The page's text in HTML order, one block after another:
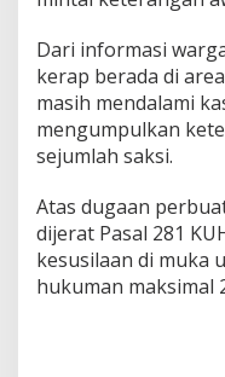
Dari informasi
kerap berada di
masih mendalami
mengumpulkan
sejumlah saksi.
Atas dugaan
dijerat Pasal 281
kesusilaan di muka
hukuman maksimal